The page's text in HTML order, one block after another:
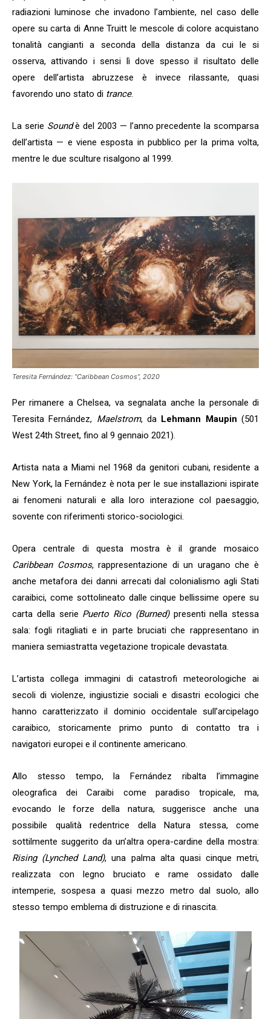
radiazioni luminose che invadono l’ambiente, nel caso delle
opere su carta di Anne Truitt le mescole di colore acquistano
tonalità cangianti a seconda della distanza da cui le si
osserva, attivando i sensi lì dove spesso il risultato delle
opere dell’artista abruzzese è invece rilassante, quasi
favorendo uno stato di trance.
La serie Soundè del 2003 — l’anno precedente la scomparsa
dell’artista — e viene esposta in pubblico per la prima volta,
mentre le due sculture risalgono al 1999.
Teresita Fernández: “Caribbean Cosmos”, 2020
Per rimanere a Chelsea, va segnalata anche la personale di
Teresita Fernández, Maelstrom, da Lehmann Maupin (501
West 24th Street, fino al 9 gennaio 2021).
Artista nata a Miami nel 1968 da genitori cubani, residente a
New York, la Fernández è nota per le sue installazioni ispirate
ai fenomeni naturali e alla loro interazione col paesaggio,
sovente con riferimenti storico-sociologici.
Opera centrale di questa mostra è il grande mosaico
Caribbean Cosmos, rappresentazione di un uragano che è
anche metafora dei danni arrecati dal colonialismo agli Stati
caraibici, come sottolineato dalle cinque bellissime opere su
carta della serie Puerto Rico (Burned)presenti nella stessa
sala: fogli ritagliati e in parte bruciati che rappresentano in
maniera semiastratta vegetazione tropicale devastata.
L’artista collega immagini di catastrofi meteorologiche ai
secoli di violenze, ingiustizie sociali e disastri ecologici che
hanno caratterizzato il dominio occidentale sull’arcipelago
caraibico, storicamente primo punto di contatto tra i
navigatori europei e il continente americano.
Allo stesso tempo, la Fernández ribalta l’immagine
oleografica dei Caraibi come paradiso tropicale, ma,
evocando le forze della natura, suggerisce anche una
possibile qualità redentrice della Natura stessa, come
sottilmente suggerito da un’altra opera-cardine della mostra:
Rising (Lynched Land), una palma alta quasi cinque metri,
realizzata con legno bruciato e rame ossidato dalle
intemperie, sospesa a quasi mezzo metro dal suolo, allo
stesso tempo emblema di distruzione e di rinascita.